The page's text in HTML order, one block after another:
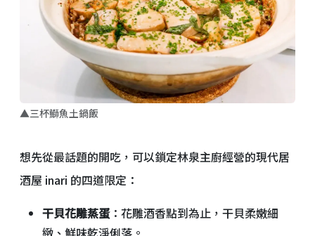
▲三杯鰤魚土鍋飯
想先從最話題的開吃，可以鎖定林泉主廚經營的現代居
酒屋 inari 的四道限定：
干貝花雕蒸蛋：花雕酒香點到為止，干貝柔嫩細